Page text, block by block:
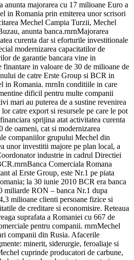
anunta majorarea cu 17 milioane Euro a
in Romania prin emiterea unor scrisori
Mechel Campia Turzii, Mechel
anunta banca.rnrnMajorarea
curenta dar si eforturile investitionale
modernizarea capacitatilor de
de garantie bancara vine in
finantare in valoare de 30 de milioane de
de catre Erste Group si BCR in
in Romania. rnrnIn conditiile in care
dificil pentru multe companii
mari au puterea de a sustine revenirea
catre export si resursele pe care le pot
sprijina atat activitatea curenta
de oameni, cat si modernizarea
companiilor grupului Mechel din
unor investitii majore pe plan local, a
industrie in cadrul Directiei
Comerciala Romana
al Erste Group, este Nr.1 pe piata
la 30 iunie 2010 BCR era banca
miliarde RON – banca Nr.1 dupa
milioane clienti persoane fizice si
de creditare si economisire. Reteaua
suprafata a Romaniei cu 667 de
pentru companii. rnrnMechel
companii din Rusia. Afacerile
minerit, siderurgie, feroaliaje si
cuprinde producatori de carbune,